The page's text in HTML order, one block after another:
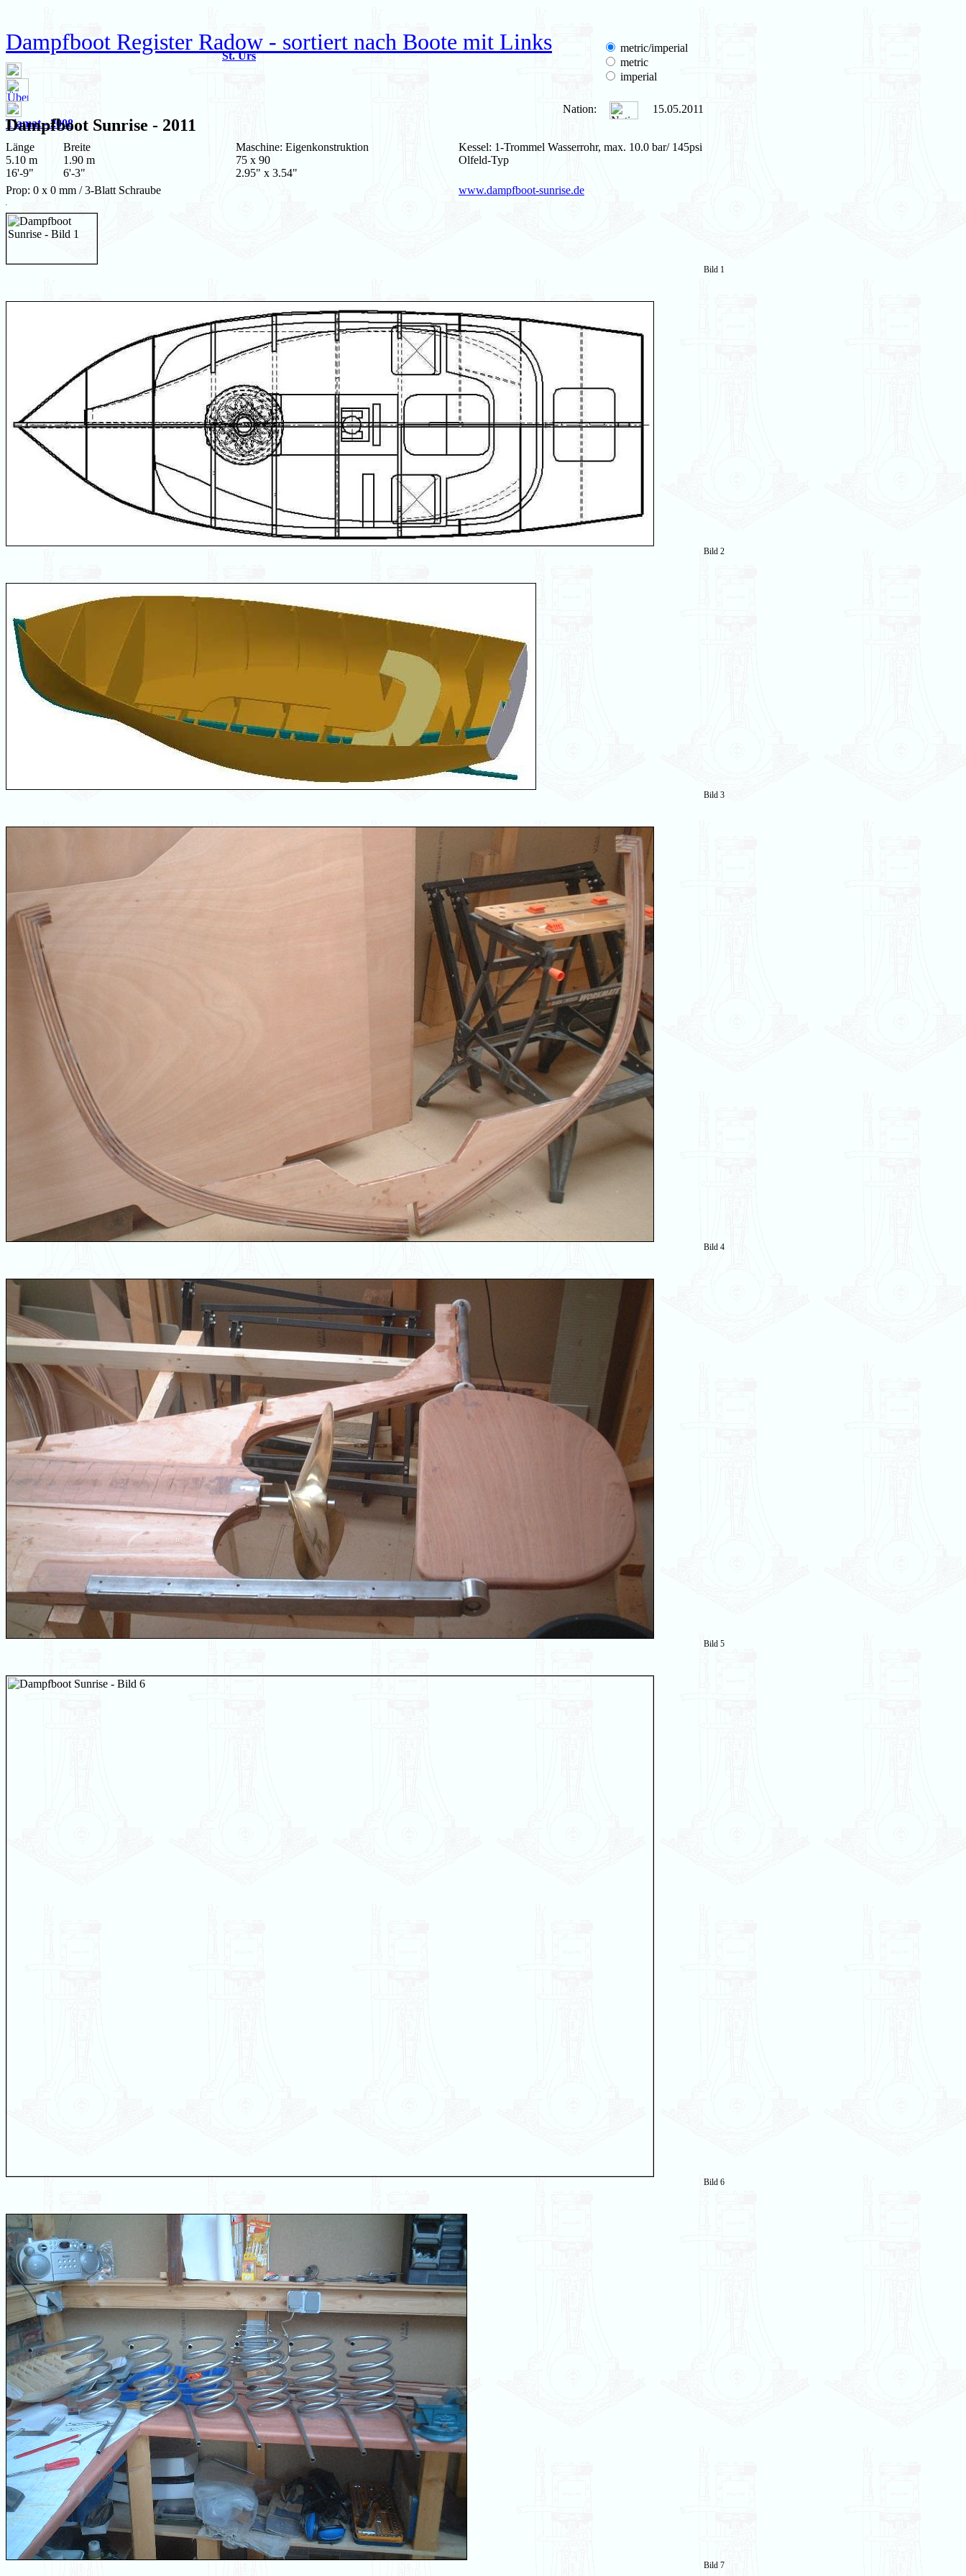
Dampfboot Register Radow - sortiert nach Boote mit Links
St. Urs
Tiamat - 2008
metric/imperial
metric
imperial
Dampfboot Sunrise - 2011
Nation: 15.05.2011
Länge
5.10 m
16'-9"
Breite
1.90 m
6'-3"
Maschine: Eigenkonstruktion
75 x 90
2.95" x 3.54"
Kessel: 1-Trommel Wasserrohr, max. 10.0 bar/ 145psi
Olfeld-Typ
Prop: 0 x 0 mm / 3-Blatt Schraube www.dampfboot-sunrise.de
Bild 1
Bild 2
Bild 3
Bild 4
Bild 5
Bild 6
Bild 7